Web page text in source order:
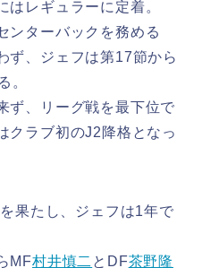
はレギュラーに定着。
ンターバックを務める
ず、ジェフは第17節から
。
ず、リーグ戦を最下位で
クラブ初のJ2降格となっ
果たし、ジェフは1年で
MF村井慎二 とDF茶野隆